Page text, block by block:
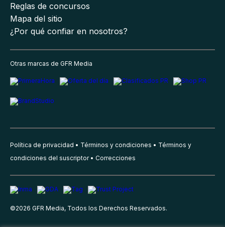
Reglas de concursos
Mapa del sitio
¿Por qué confiar en nosotros?
Otras marcas de GFR Media
Política de privacidad Términos y condiciones
Términos y
condiciones del suscriptor
Correcciones
©2026 GFR Media, Todos los Derechos Reservados.